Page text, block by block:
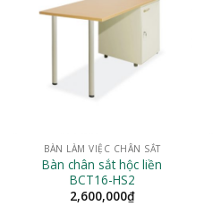
BÀN LÀM VIỆC CHÂN SẮT
Bàn chân sắt hộc liền
BCT16-HS2
2,600,000₫